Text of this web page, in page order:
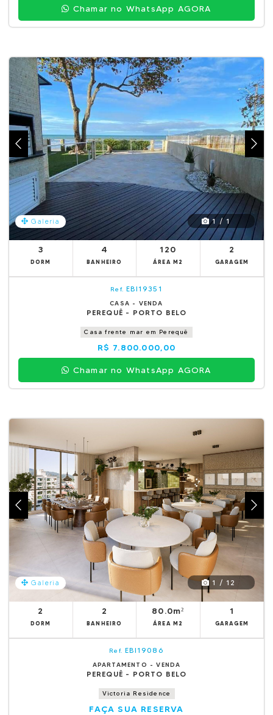
Chamar no WhatsApp AGORA
Galeria 1 / 1
3
DORM
4
BANHEIRO
120
ÁREA M2
2
GARAGEM
Ref. EBI19351
CASA - VENDA
PEREQUÊ - PORTO BELO
Casa frente mar em Perequê
R$ 7.800.000,00
Chamar no WhatsApp AGORA
Galeria 1 / 12
2
DORM
2
BANHEIRO
80.0m²
ÁREA M2
1
GARAGEM
Ref. EBI19086
APARTAMENTO - VENDA
PEREQUÊ - PORTO BELO
Victoria Residence
FAÇA SUA RESERVA